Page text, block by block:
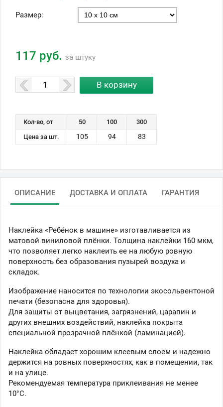
Размер:
117 руб. за штуку
Кол-во, от 50 100
300
Цена за шт.
105 94 83
ОПИСАНИЕ ДОСТАВКА И ОПЛАТА ГАРАНТИЯ
Наклейка «Ребёнок в машине» изготавливается из
матовой виниловой плёнки. Толщина наклейки 160 мкм,
что позволяет легко наклеить ее на любую ровную
поверхность без образования пузырей воздуха и
складок.
Изображение наносится по технологии экосольвентоной
печати (безопасна для здоровья).
Для защиты от выцветания, загрязнений, царапин и
других внешних воздействий, наклейка покрыта
специальной прозрачной плёнкой (ламинацией).
Наклейка обладает хорошим клеевым слоем и надежно
держится на ровных поверхностях, как в помещении, так
и на улице.
Рекомендуемая температура приклеивания не менее
10°C.